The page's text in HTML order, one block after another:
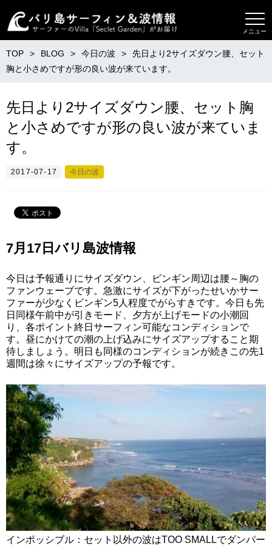
メニュー
TOP BLOG 今日の波
先日より2サイズダウン腰、セット
胸と小さめですが形の良い波が来ています。
先日より2サイズダウン腰、セット胸
と小さめですが形の良い波が来ていま
す。
2017-07-17 今日の波
7月17日バリ島波情報
今日は予報通りにサイズダウン、ビンギン周辺は腰～胸の
ファンウェーブです。急激にサイズが下がったせいかサー
ファーが少なくビンギン5人程度でがらすきです。今日も先
日同様午前中が引きモード、夕方が上げモードの小潮回
り、各ポイント終日サーフィン可能なコンディションで
す。昼にかけての潮の上げ込みにサイズアップすること期
待しましょう。明日も同様のコンディションが続きこの先1
週間は徐々にサイズアップの予報です。
インポッシブル：セット以外の波はTOO SMALLでダンパー